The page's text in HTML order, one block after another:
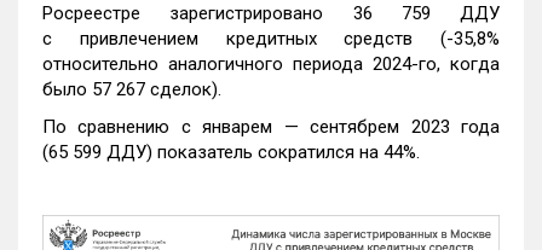
Росреестре зарегистрировано 36 759 ДДУ
с привлечением кредитных средств (-35,8%
относительно аналогичного периода 2024-го, когда
было 57 267 сделок).
По сравнению с январем — сентябрем 2023 года
(65 599 ДДУ) показатель сократился на 44%.